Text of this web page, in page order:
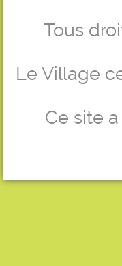
Tous
Le Village
Ce site